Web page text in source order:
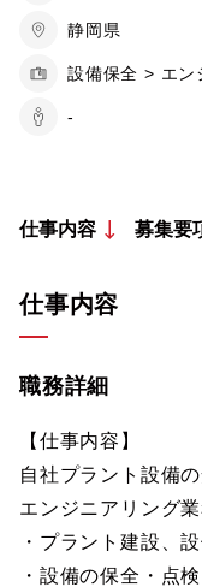
静岡県
設備保全 > エン
-
仕事内容 募集要
仕事内容
職務詳細
【仕事内容】
自社プラント設備
エンジニアリング
・プラント建設、
・設備の保全・点